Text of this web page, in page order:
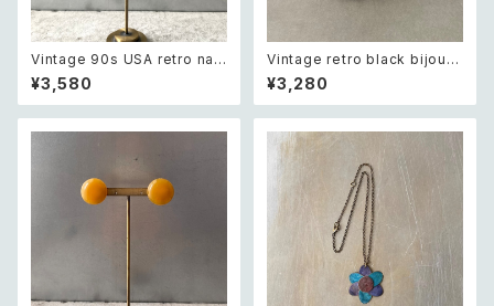
Vintage 90s USA retro nat
ural stone agate×green ja
sper swing design pierce
レトロ アメリカ ヴィンテージ ア
ザイン ピアス/イヤリング
¥3,580
Vintage retro black bijou b
icolor chain bracelet レトロ
ヴィンテージ アクセサリー ブラ
ック ビジュー バイカラー チェー
¥3,280